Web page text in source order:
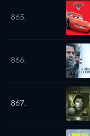
865.
866.
867.